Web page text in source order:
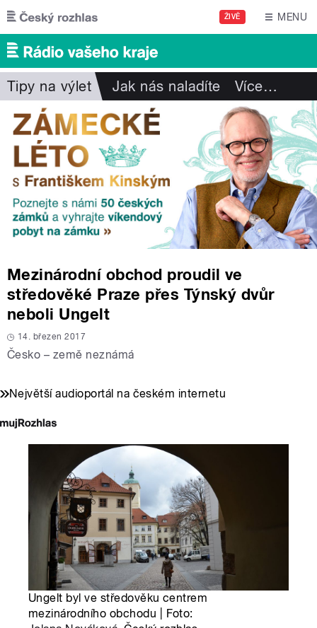
Přejít k hlavnímu obsahu
ŽIVĚ MENU
Tipy na výlet Jak nás naladíte Více…
Mezinárodní obchod proudil ve
středověké Praze přes Týnský dvůr
neboli Ungelt
14. březen 2017
Česko – země neznámá
Největší audioportál na českém internetu
Ungelt byl ve středověku centrem
mezinárodního obchodu | Foto: